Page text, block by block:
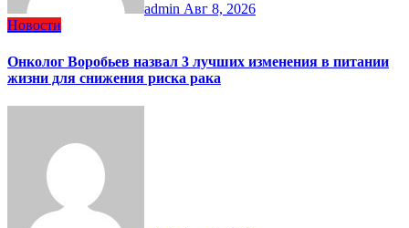
admin Авг 8, 2026
Новости
Онколог Воробьев назвал 3 лучших изменения в питании
жизни для снижения риска рака